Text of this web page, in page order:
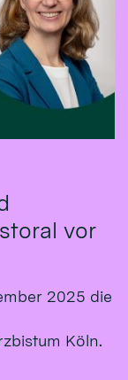
vor
2025 die
Köln.